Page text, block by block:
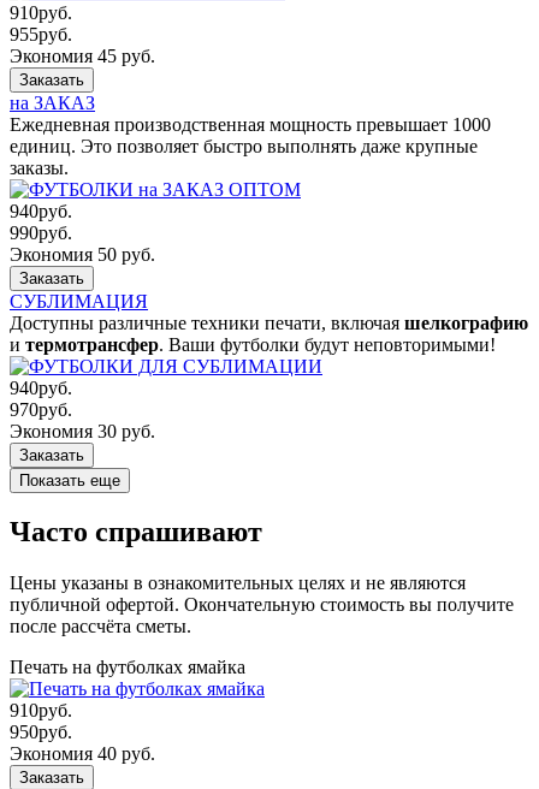
910руб.
955руб.
Экономия 45 руб.
Заказать
на ЗАКАЗ
Ежедневная производственная мощность превышает 1000
единиц. Это позволяет быстро выполнять даже крупные
заказы.
940руб.
990руб.
Экономия 50 руб.
Заказать
СУБЛИМАЦИЯ
Доступны различные техники печати, включая шелкографию
и термотрансфер. Ваши футболки будут неповторимыми!
940руб.
970руб.
Экономия 30 руб.
Заказать
Показать еще
Часто спрашивают
Цены указаны в ознакомительных целях и не являются
публичной офертой. Окончательную стоимость вы получите
после рассчёта сметы.
Печать на футболках ямайка
910руб.
950руб.
Экономия 40 руб.
Заказать